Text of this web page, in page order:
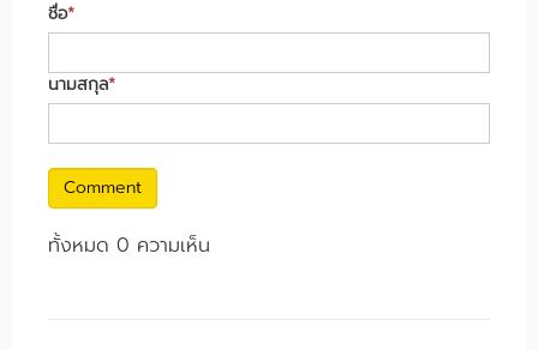
ชื่อ*
นามสกุล*
Comment
ทั้งหมด 0 ความเห็น